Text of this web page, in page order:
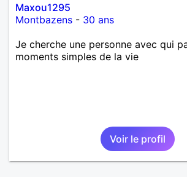
Maxou1295
Montbazens - 30 ans
Je cherche une personne avec qui
moments simples de la vie
Voir le profil